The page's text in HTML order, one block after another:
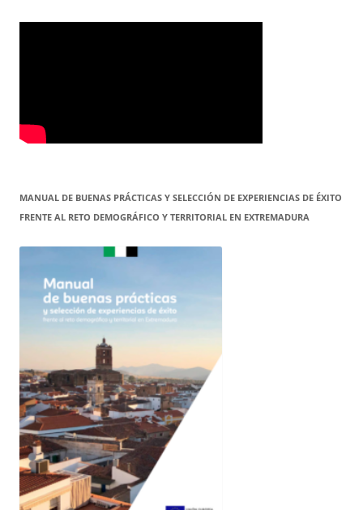
MANUAL DE BUENAS PRÁCTICAS Y SELECCIÓN DE EXPERIENCIAS DE ÉXITO
FRENTE AL RETO DEMOGRÁFICO Y TERRITORIAL EN EXTREMADURA